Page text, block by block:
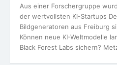
Aus einer Forschergruppe
der wertvollsten KI-Startups
Bildgeneratoren aus Freiburg
Können neue KI-Weltmodelle
Black Forest Labs sichern?